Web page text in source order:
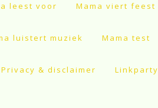
leest voor Mama viert feest
luistert muziek Mama test
Privacy & disclaimer Linkparty